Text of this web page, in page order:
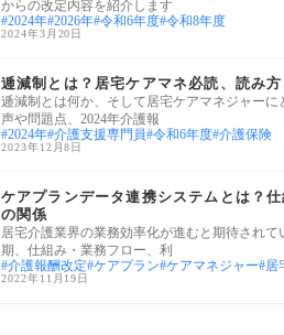
からの改定内容を紹介します
2024年 2026年 令和6年度 令和8年度
2024年3月20日
逓減制とは？居宅ケアマネ必読、読み
逓減制とは何か、そして居宅ケアマネジャー
声や問題点、2024年介護報
2024年 介護支援専門員 令和6年度 介護保険
2023年12月8日
ケアプランデータ連携システムとは？
の関係
居宅介護業界の業務効率化が進むと期待され
期、仕組み・業務フロー、利
介護報酬改定 ケアプラン ケアマネジャー 居
2022年11月19日